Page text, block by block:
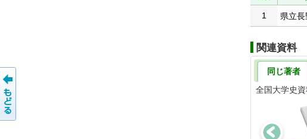
1
県立長
関連資料
同じ著者
全国大学史